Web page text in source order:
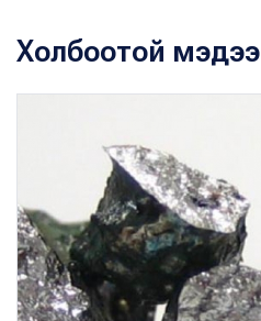
Холбоотой мэдээ